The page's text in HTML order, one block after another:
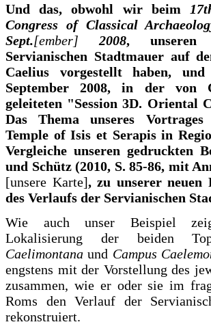
Und das, obwohl wir beim
Congress of Classical
Sept.[ember] 2008, unseren
Servianischen Stadtmauer auf
Caelius vorgestellt haben,
September 2008, in der von
geleiteten "Session 3D. Oriental
Das Thema unseres
Temple of Isis et Serapis in
Vergleiche unseren gedruckten
und Schütz (2010, S. 85-86, mit
[unsere Karte], zu unserer neuen
des Verlaufs der Servianischen
Wie auch unser Beispiel
Lokalisierung der beiden
Caelimontana und Campus
engstens mit der Vorstellung des
zusammen, wie er oder sie im
Roms den Verlauf der
rekonstruiert.